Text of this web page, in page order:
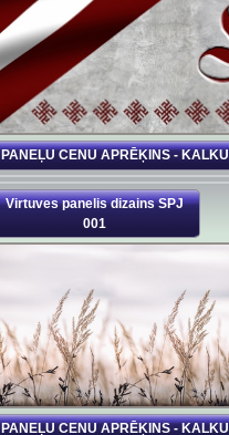
PANEĻU CENU APRĒĶINS -
Virtuves panelis dizains SPJ
001
PANEĻU CENU APRĒĶINS -